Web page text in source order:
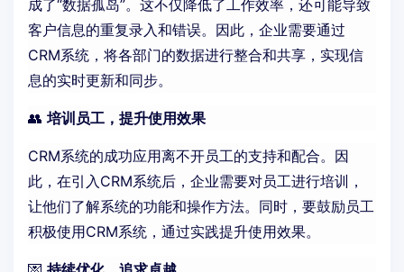
成了“数据孤岛”。这不仅降低了工作效率，还可能导致
客户信息的重复录入和错误。因此，企业需要通过
CRM系统，将各部门的数据进行整合和共享，实现信
息的实时更新和同步。
👥 培训员工，提升使用效果
CRM系统的成功应用离不开员工的支持和配合。因
此，在引入CRM系统后，企业需要对员工进行培训，
让他们了解系统的功能和操作方法。同时，要鼓励员工
积极使用CRM系统，通过实践提升使用效果。